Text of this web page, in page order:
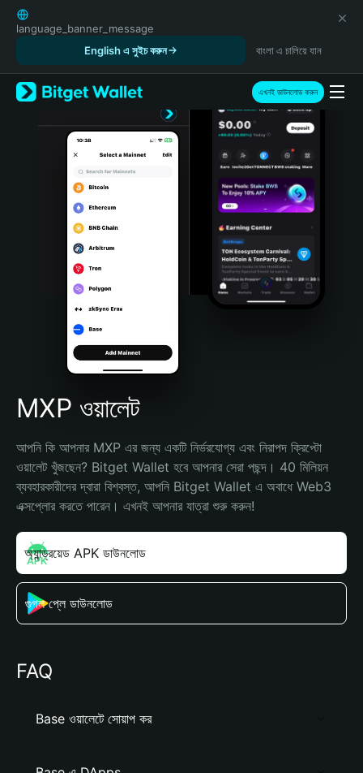
English
日本語
Русский
Español (Latinoamérica)
Türkçe
Português (Portugal)
Bahasa Indonesia
Português (Brasil)
Español (Argentina)
language_banner_message
English এ সুইচ করুন
বাংলা এ চালিয়ে যান
এখনই ডাউনলোড করুন
MXP ওয়ালেট
আপনি কি আপনার MXP এর জন্য একটি নির্ভরযোগ্য এবং নিরাপদ ক্রিপ্টো
ওয়ালেট খুঁজছেন? Bitget Wallet হবে আপনার সেরা পছন্দ। 40 মিলিয়ন
ব্যবহারকারীদের দ্বারা বিশ্বস্ত, আপনি Bitget Wallet এ অবাধে Web3
এক্সপ্লোর করতে পারেন। এখনই আপনার যাত্রা শুরু করুন!
অ্যান্ড্রয়েড APK ডাউনলোড
গুগল প্লে ডাউনলোড
FAQ
Base ওয়ালেটে সোয়াপ কর